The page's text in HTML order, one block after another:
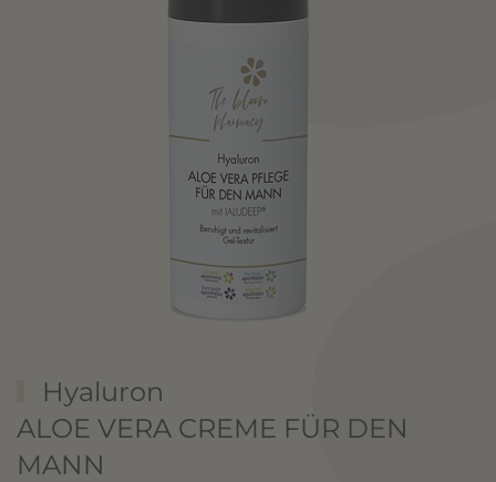
Hyaluron
ALOE VERA CREME FÜR DEN
MANN